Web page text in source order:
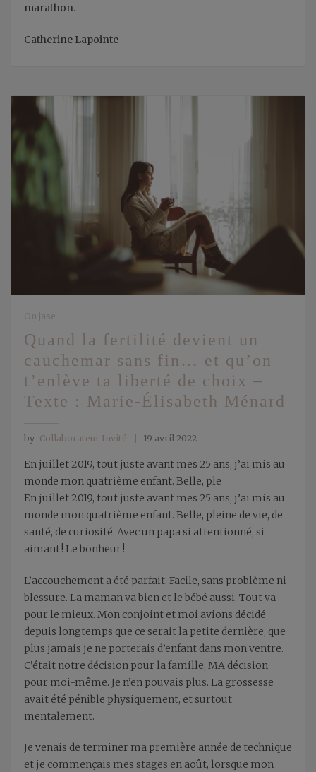
marathon.
Catherine Lapointe
On jase
Quand la fertilité devient un
cauchemar sans fin… et qu’on
t’enlève ta liberté de choix –
Texte : Marie-Élisabeth Ménard
by Collaborateur Invité 19 avril 2022
En juillet 2019, tout juste avant mes 25 ans, j’ai mis au
monde mon quatrième enfant. Belle, ple
En juillet 2019, tout juste avant mes 25 ans, j’ai mis au
monde mon quatrième enfant. Belle, pleine de vie, de
santé, de curiosité. Avec un papa si attentionné, si
aimant ! Le bonheur !
L’accouchement a été parfait. Facile, sans problème ni
blessure. La maman va bien et le bébé aussi. Tout va
pour le mieux. Mon conjoint et moi avions décidé
depuis longtemps que ce serait la petite dernière, que
plus jamais je ne porterais d’enfant dans mon ventre.
C’était notre décision pour la famille, MA décision
pour moi-même. Je n’en pouvais plus. La grossesse
avait été pénible physiquement, et surtout
mentalement.
Je venais de terminer ma première année de technique
et je commençais mes stages en août, lorsque mon